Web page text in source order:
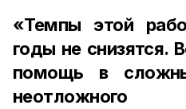
«Темпы этой
годы не снизятся.
помощь в
неотложного